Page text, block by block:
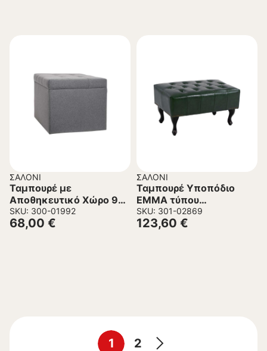
ΣΑΛΌΝΙ
Ταμπουρέ με
Αποθηκευτικό Χώρο 90
FL031 Fylliana Γκρί
50x50x46 εκ.
SKU: 300-01992
68,00 €
ΣΑΛΌΝΙ
Ταμπουρέ Υποπόδιο
ΕΜΜΑ τύπου
CHESTERFIELD PU
Κυπαρισσί 80x45x39Y
SKU: 301-02869
123,60 €
1 2